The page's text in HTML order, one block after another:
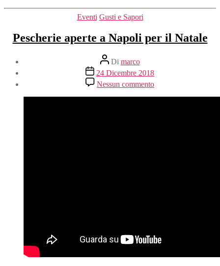
Categorie
Eventi Gusti e Sapori
Pescherie aperte a Napoli per il Natale
Autore
articolo
Di marco
Data
dell'articolo
24 Dicembre 2018
Nessun commento
Pescherie
aperte